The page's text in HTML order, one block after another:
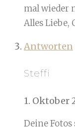
mal wieder
Alles Liebe,
Antworten
Steffi
1. Oktober
Deine